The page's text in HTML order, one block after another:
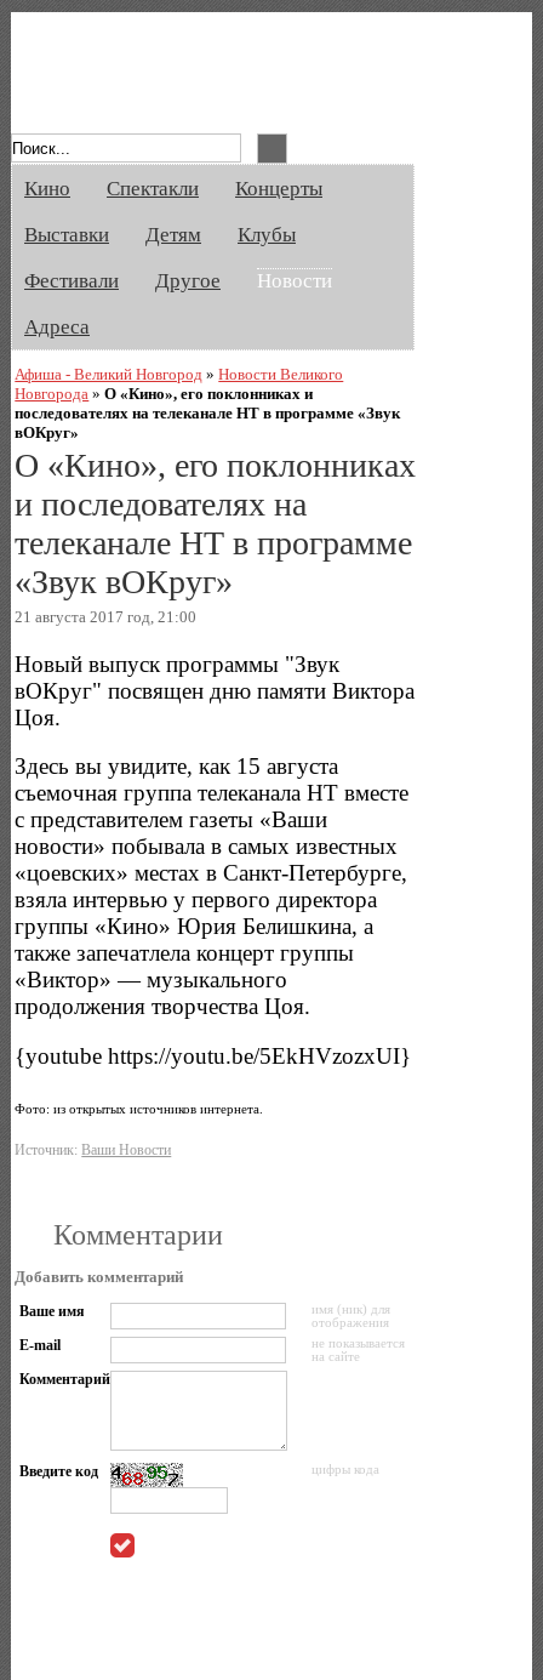
Кино Спектакли
Концерты
Выставки
Детям
Клубы
Фестивали
Другое
Новости
Адреса
Афиша - Великий Новгород »Новости Великого
Новгорода »О «Кино», его поклонниках и
последователях на телеканале НТ в программе «Звук
вОКруг»
О «Кино», его поклонниках
и последователях на
телеканале НТ в программе
«Звук вОКруг»
21 августа 2017 год, 21:00
Новый выпуск программы "Звук
вОКруг" посвящен дню памяти Виктора
Цоя.
Здесь вы увидите, как 15 августа
съемочная группа телеканала НТ вместе
с представителем газеты «Ваши
новости» побывала в самых известных
«цоевских» местах в Санкт-Петербурге,
взяла интервью у первого директора
группы «Кино» Юрия Белишкина, а
также запечатлела концерт группы
«Виктор» — музыкального
продолжения творчества Цоя.
{youtube https://youtu.be/5EkHVzozxUI}
Фото: из открытых источников интернета.
Источник:Ваши Новости
Комментарии
Добавить комментарий
Ваше имя
имя (ник) для
отображения
E-mail
не показывается
на сайте
Комментарий
Введите код цифры кода